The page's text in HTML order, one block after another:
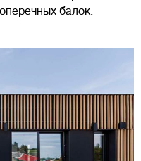
балок.